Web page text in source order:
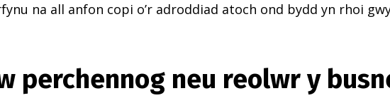
na all anfon copi o’r adroddiad atoch ond bydd yn rhoi
perchennog neu reolwr y